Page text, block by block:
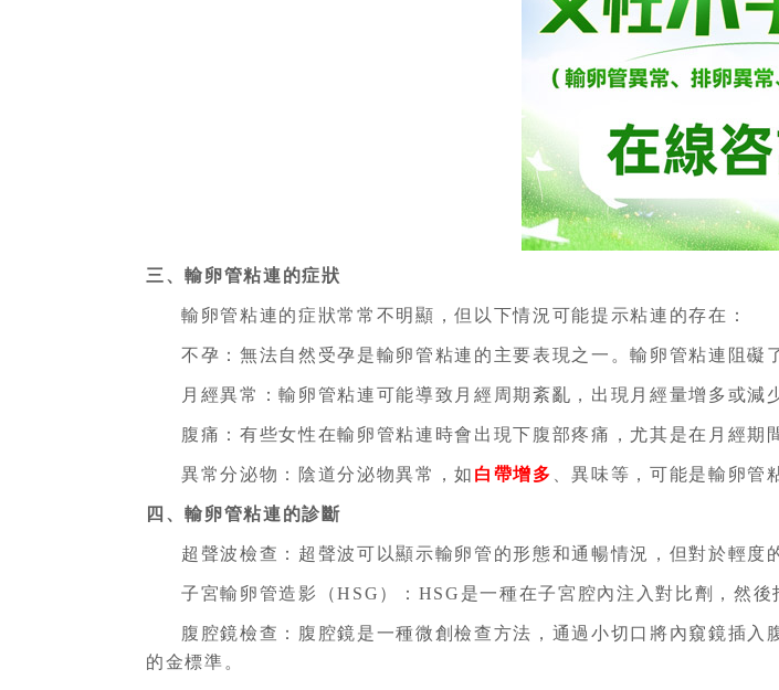
三、輸卵管粘連的症狀
輸卵管粘連的症狀常常不明顯，但以下情況可能提示粘連的存在：
不孕：無法自然受孕是輸卵管粘連的主要表現之一。輸卵管粘連阻礙
月經異常：輸卵管粘連可能導致月經周期紊亂，出現月經量增多或減
腹痛：有些女性在輸卵管粘連時會出現下腹部疼痛，尤其是在月經期
異常分泌物：陰道分泌物異常，如 白帶增多 、異味等，可能是輸卵管
四、輸卵管粘連的診斷
超聲波檢查：超聲波可以顯示輸卵管的形態和通暢情況，但對於輕度
子宮輸卵管造影（HSG）：HSG是一種在子宮腔內注入對比劑，然
腹腔鏡檢查：腹腔鏡是一種微創檢查方法，通過小切口將內窺鏡插
的金標準。